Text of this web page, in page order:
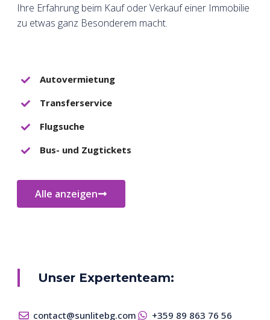
Ihre Erfahrung beim Kauf oder Verkauf einer Immobilie
zu etwas ganz Besonderem macht.
Autovermietung
Transferservice
Flugsuche
Bus- und Zugtickets
Alle anzeigen
Unser Expertenteam:
contact@sunlitebg.com
+359 89 863 76 56